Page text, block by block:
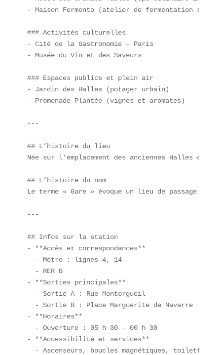
- Maison Fermento (atelier de fermentation sur
### Activités culturelles
- Cité de la Gastronomie – Paris
- Musée du Vin et des Saveurs
### Espaces publics et plein air
- Jardin des Halles (potager urbain)
- Promenade Plantée (vignes et aromates)
---
## L’histoire du lieu
Née sur l’emplacement des anciennes Halles
## L’histoire du nom
Le terme « Gare » évoque un lieu de passage
---
## Infos sur la station
- **Accès et correspondances**
  - Métro : lignes 4, 14
  - RER B
- **Sorties principales**
  - Sortie A : Rue Montorgueil
  - Sortie B : Place Marguerite de Navarre
- **Horaires**
  - Ouverture : 05 h 30 – 00 h 30
- **Accessibilité et services**
- Ascenseurs, boucles magnétiques, toilettes